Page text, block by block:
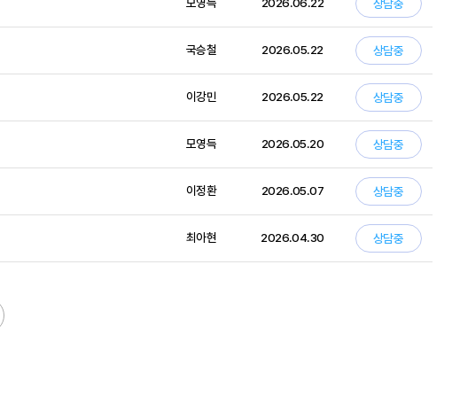
상담중
국승철 2026.05.22 상담중
이강민 2026.05.22 상담중
모영득 2026.05.20 상담중
이정환 2026.05.07 상담중
최아현 2026.04.30 상담중